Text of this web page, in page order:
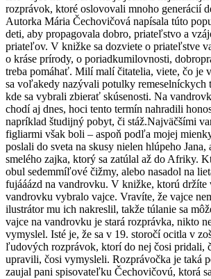
rozprávok, ktoré oslovovali mnoho generácií
Autorka Mária Čechovičová napísala túto
deti, aby propagovala dobro, priateľstvo a
priateľov. V knižke sa dozviete o priateľstve
o kráse prírody, o poriadkumilovnosti,
treba pomáhať. Milí malí čitatelia, viete, čo je
sa voľakedy nazývali potulky remeselníckych
kde sa vybrali zbierať skúsenosti. Na
chodí aj dnes, hoci tento termín nahradili
napríklad študijný pobyt, či stáž.Najväčšími
figliarmi však boli – aspoň podľa mojej
poslali do sveta na skusy nielen hlúpeho Jana,
smelého zajka, ktorý sa zatúlal až do Afriky.
obul sedemmíľové čižmy, alebo nasadol na
fujááázd na vandrovku. V knižke, ktorú držíte
vandrovku vybralo vajce. Vravíte, že vajce
ilustrátor mu ich nakreslil, takže túlanie sa
vajce na vandrovku je stará rozprávka, nikto
vymyslel. Isté je, že sa v 19. storočí ocitla v
ľudových rozprávok, ktorí do nej čosi pridali,
upravili, čosi vymysleli. Rozprávočka je taká
zaujal pani spisovateľku Čechovičovú, ktorá